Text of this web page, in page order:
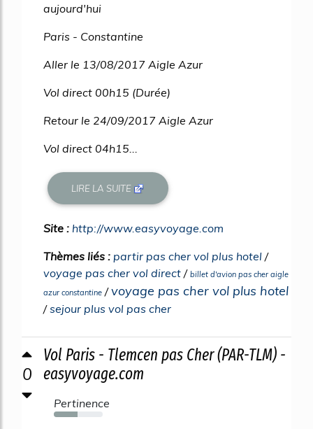
aujourd'hui
Paris - Constantine
Aller le 13/08/2017 Aigle Azur
Vol direct 00h15 (Durée)
Retour le 24/09/2017 Aigle Azur
Vol direct 04h15...
LIRE LA SUITE
Site : http://www.easyvoyage.com
Thèmes liés : partir pas cher vol plus hotel /
voyage pas cher vol direct / billet d'avion pas cher aigle
azur constantine /voyage pas cher vol plus hotel
/sejour plus vol pas cher
0
Vol Paris - Tlemcen pas Cher (PAR-TLM) -
easyvoyage.com
Pertinence
48%